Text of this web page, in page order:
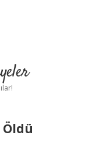
Öldü